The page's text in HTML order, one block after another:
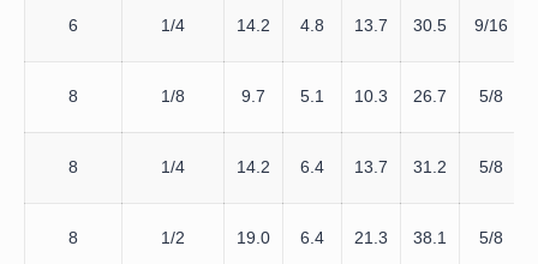
6 1/4 14.2 4.8 13.7 30.5 9/16
8 1/8 9.7 5.1 10.3 26.7 5/8
8 1/4 14.2 6.4 13.7 31.2 5/8
8 1/2 19.0 6.4 21.3 38.1 5/8